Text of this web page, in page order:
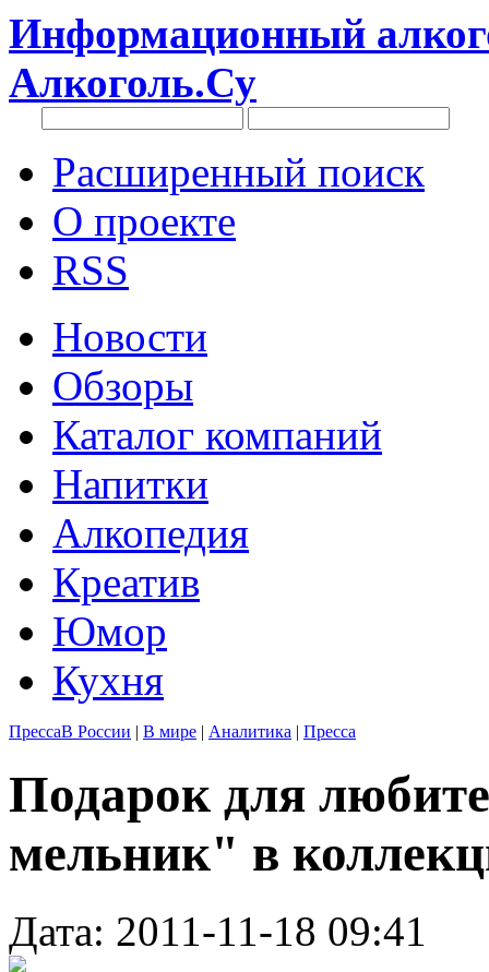
Информационный
Алкоголь.Су
Расширенный поиск
О проекте
RSS
Новости
Обзоры
Каталог компаний
Напитки
Алкопедия
Креатив
Юмор
Кухня
ПрессаВ России | В мире | Аналитика | Пресса
Подарок для
мельник" в
Дата: 2011-11-18 09:41